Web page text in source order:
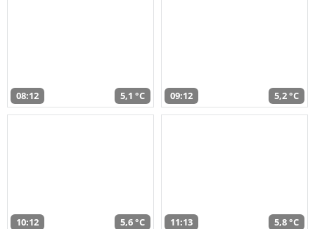
08:12 5,1 °C 09:12 5,2 °C
10:12 5,6 °C 11:13 5,8 °C